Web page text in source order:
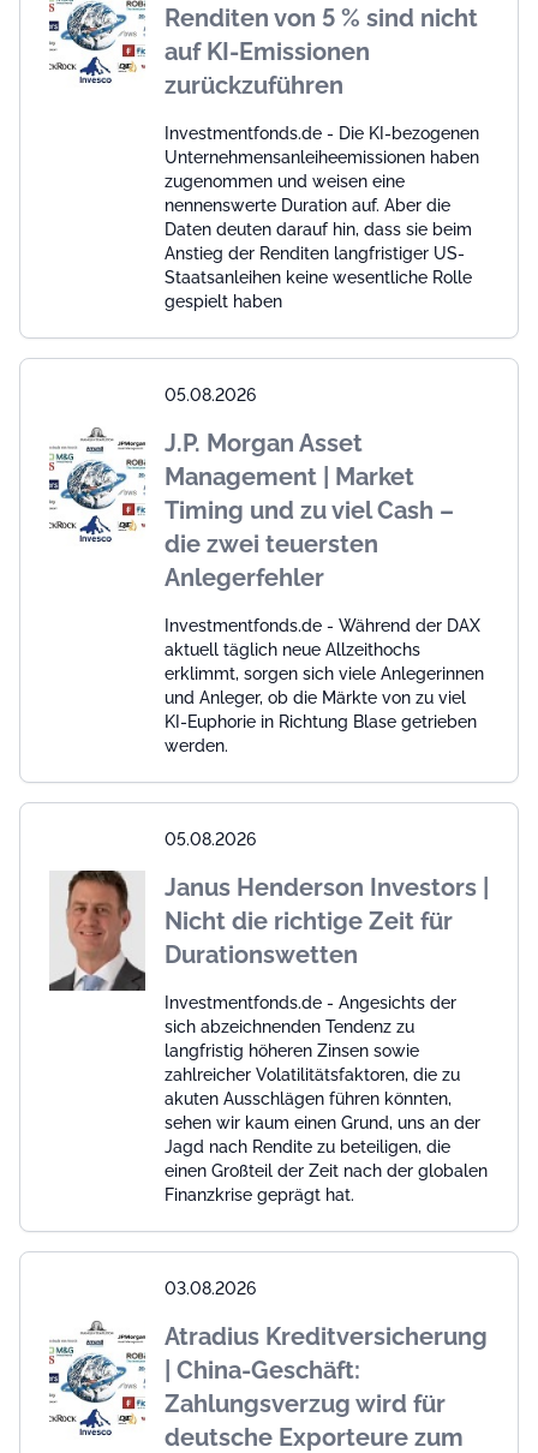
Renditen von 5 % sind nicht
auf KI-Emissionen
zurückzuführen
Investmentfonds.de - Die KI-bezogenen
Unternehmensanleiheemissionen haben
zugenommen und weisen eine
nennenswerte Duration auf. Aber die
Daten deuten darauf hin, dass sie beim
Anstieg der Renditen langfristiger US-
Staatsanleihen keine wesentliche Rolle
gespielt haben
05.08.2026
J.P. Morgan Asset
Management | Market
Timing und zu viel Cash –
die zwei teuersten
Anlegerfehler
Investmentfonds.de - Während der DAX
aktuell täglich neue Allzeithochs
erklimmt, sorgen sich viele Anlegerinnen
und Anleger, ob die Märkte von zu viel
KI-Euphorie in Richtung Blase getrieben
werden.
05.08.2026
Janus Henderson Investors |
Nicht die richtige Zeit für
Durationswetten
Investmentfonds.de - Angesichts der
sich abzeichnenden Tendenz zu
langfristig höheren Zinsen sowie
zahlreicher Volatilitätsfaktoren, die zu
akuten Ausschlägen führen könnten,
sehen wir kaum einen Grund, uns an der
Jagd nach Rendite zu beteiligen, die
einen Großteil der Zeit nach der globalen
Finanzkrise geprägt hat.
03.08.2026
Atradius Kreditversicherung
| China-Geschäft:
Zahlungsverzug wird für
deutsche Exporteure zum